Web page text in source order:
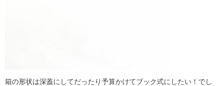
箱の形状は深蓋にしてだったり予算かけてブック式にしたい！でし